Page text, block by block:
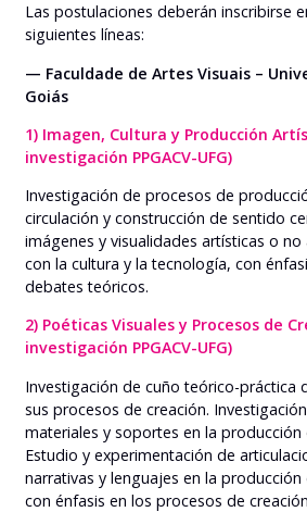
Las postulaciones deberán inscribirse
siguientes líneas:
— Faculdade de Artes Visuais –
Goiás
1) Imagen, Cultura y Producción
investigación PPGACV-UFG)
Investigación de procesos de
circulación y construcción de sentido
imágenes y visualidades artísticas o
con la cultura y la tecnología, con
debates teóricos.
2) Poéticas Visuales y Procesos de
investigación PPGACV-UFG)
Investigación de cuño teórico-práctica
sus procesos de creación.
materiales y soportes en la
Estudio y experimentación de
narrativas y lenguajes en la
con énfasis en los procesos de